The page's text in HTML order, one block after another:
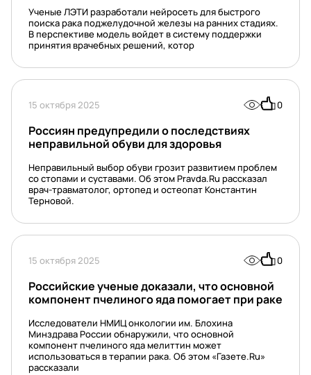
Ученые ЛЭТИ разработали нейросеть для быстрого
поиска рака поджелудочной железы на ранних стадиях.
В перспективе модель войдет в систему поддержки
принятия врачебных решений, котор
15 октября 2025 0
Россиян предупредили о последствиях
неправильной обуви для здоровья
Неправильный выбор обуви грозит развитием проблем
со стопами и суставами. Об этом Pravda.Ru рассказал
врач-травматолог, ортопед и остеопат Константин
Терновой.
15 октября 2025 0
Российские ученые доказали, что основной
компонент пчелиного яда помогает при раке
Исследователи НМИЦ онкологии им. Блохина
Минздрава России обнаружили, что основной
компонент пчелиного яда мелиттин может
использоваться в терапии рака. Об этом «Газете.Ru»
рассказали